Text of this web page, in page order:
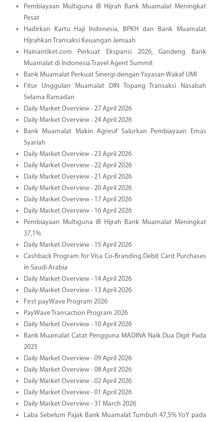
Pembiayaan Multiguna iB Hijrah Bank Muamalat Meningkat
Pesat
Hadirkan Kartu Haji Indonesia, BPKH dan Bank Muamalat
Hijrahkan Transaksi Keuangan Jemaah
Hainantiket.com Perkuat Ekspansi 2026, Gandeng Bank
Muamalat di Indonesia Travel Agent Summit
Bank Muamalat Perkuat Sinergi dengan Yayasan Wakaf UMI
Fitur Unggulan Muamalat DIN Topang Transaksi Nasabah
Selama Ramadan
Daily Market Overview - 27 April 2026
Daily Market Overview - 24 April 2026
Bank Muamalat Makin Agresif Salurkan Pembiayaan Emas
Syariah
Daily Market Overview - 23 April 2026
Daily Market Overview - 22 April 2026
Daily Market Overview - 21 April 2026
Daily Market Overview - 20 April 2026
Daily Market Overview - 17 April 2026
Daily Market Overview - 16 April 2026
Pembiayaan Multiguna iB Hijrah Bank Muamalat Meningkat
37,1%
Daily Market Overview - 15 April 2026
Cashback Program for Visa Co-Branding Debit Card Purchases
in Saudi Arabia
Daily Market Overview - 14 April 2026
Daily Market Overview - 13 April 2026
First payWave Program 2026
PayWave Transaction Program 2026
Daily Market Overview - 10 April 2026
Bank Muamalat Catat Pengguna MADINA Naik Dua Digit Pada
2025
Daily Market Overview - 09 April 2026
Daily Market Overview - 08 April 2026
Daily Market Overview - 02 April 2026
Daily Market Overview - 01 April 2026
Daily Market Overview - 31 March 2026
Laba Sebelum Pajak Bank Muamalat Tumbuh 47,5% YoY pada